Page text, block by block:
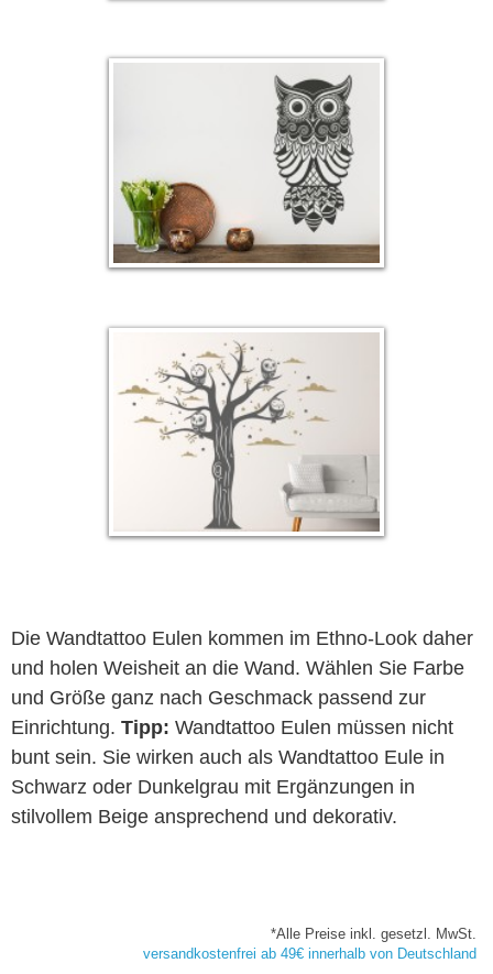
Die Wandtattoo Eulen kommen im Ethno-Look daher
und holen Weisheit an die Wand. Wählen Sie Farbe
und Größe ganz nach Geschmack passend zur
Einrichtung. Tipp: Wandtattoo Eulen müssen nicht
bunt sein. Sie wirken auch als Wandtattoo Eule in
Schwarz oder Dunkelgrau mit Ergänzungen in
stilvollem Beige ansprechend und dekorativ.
*Alle Preise inkl. gesetzl. MwSt.
versandkostenfrei ab 49€ innerhalb von Deutschland